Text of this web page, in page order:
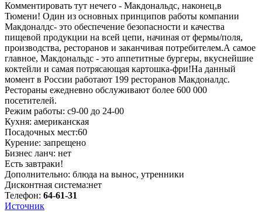
Комментировать тут нечего - Макдональдс, наконец,в
Тюмени! Один из основных принципов работы компании
Макдоналдс- это обеспечение безопасности и качества
пищевой продукции на всей цепи, начиная от фермы/поля,
производства, ресторанов и заканчивая потребителем.А самое
главное, Макдональдс - это аппетитные бургеры, вкуснейшие
коктейли и самая потрясающая картошка-фри!На данный
момент в России работают 199 ресторанов Макдоналдс.
Рестораны ежедневно обслуживают более 600 000
посетителей.
Режим работы: с9-00 до 24-00
Кухня: американская
Посадочных мест:60
Курение: запрещено
Бизнес ланч: нет
Есть завтраки!
Дополнительно: блюда на вынос, утренники
Дисконтная система:нет
Телефон: 64-61-31
Источник